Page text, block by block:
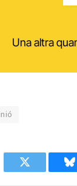
Una altra
Twitter